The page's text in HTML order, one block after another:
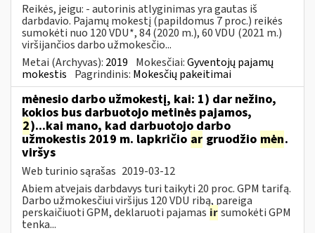
Reikės, jeigu: - autorinis atlyginimas yra gautas iš
darbdavio. Pajamų mokestį (papildomus 7 proc.) reikės
sumokėti nuo 120 VDU*, 84 (2020 m.), 60 VDU (2021 m.)
viršijančios darbo užmokesčio...
Metai (Archyvas): 2019 Mokesčiai:Gyventojų pajamų
mokestis Pagrindinis: Mokesčių pakeitimai
mėnesio darbo užmokestį, kai: 1) dar nežino,
kokios bus darbuotojo metinės pajamos,
2)...kai mano, kad darbuotojo darbo
užmokestis 2019 m. lapkričio ar gruodžio mėn.
viršys
Web turinio sąrašas 2019-03-12
Abiem atvejais darbdavys turi taikyti 20 proc. GPM tarifą.
Darbo užmokesčiui viršijus 120 VDU ribą, pareiga
perskaičiuoti GPM, deklaruoti pajamas irsumokėti GPM
tenka...